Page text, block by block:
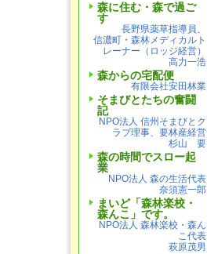
森に住む・森で過ご
す
長野県薬草指導員、
信濃町・森林メディカルト
レーナー（ロッジ経営）
高力一浩
森からの宅配便
有限会社安田林業
そまびとたちの奮闘
記
NPO法人 信州そまびとク
ラブ理事、要林産経営
杉山 要
森の時間でスロー起
業
NPO法人 森の生活代表
奈須憲一郎
まいど「森林楽校・
森んこ」です。
NPO法人 森林楽校・森ん
こ代表
萩原茂男